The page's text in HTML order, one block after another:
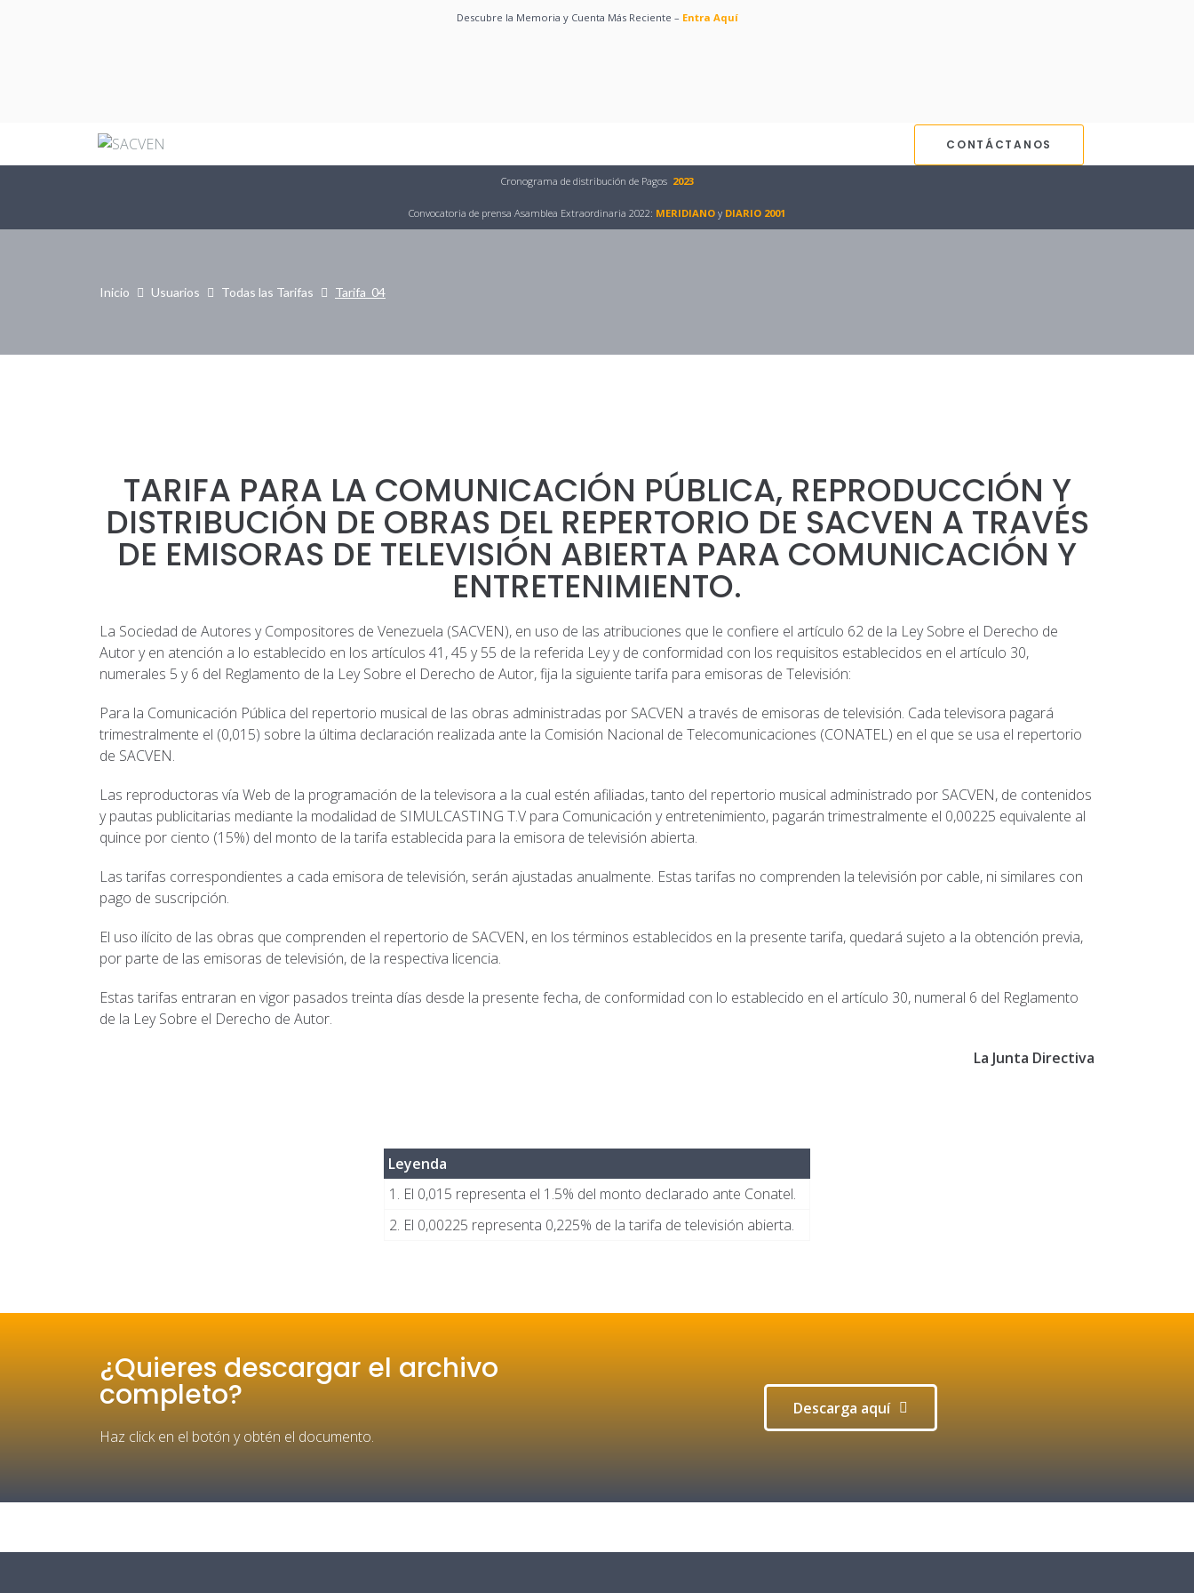
Descubre la Memoria y Cuenta Más Reciente – Entra Aquí
CONTÁCTANOS
Cronograma de distribución de Pagos 2023
Convocatoria de prensa Asamblea Extraordinaria 2022: MERIDIANO y DIARIO 2001
Inicio Usuarios Todas las Tarifas Tarifa_04
TARIFA PARA LA COMUNICACIÓN PÚBLICA, REPRODUCCIÓN Y
DISTRIBUCIÓN DE OBRAS DEL REPERTORIO DE SACVEN A TRAVÉS
DE EMISORAS DE TELEVISIÓN ABIERTA PARA COMUNICACIÓN Y
ENTRETENIMIENTO.
La Sociedad de Autores y Compositores de Venezuela (SACVEN), en uso de las atribuciones que le confiere el artículo 62 de la Ley Sobre el Derecho de
Autor y en atención a lo establecido en los artículos 41, 45 y 55 de la referida Ley y de conformidad con los requisitos establecidos en el artículo 30,
numerales 5 y 6 del Reglamento de la Ley Sobre el Derecho de Autor, fija la siguiente tarifa para emisoras de Televisión:
Para la Comunicación Pública del repertorio musical de las obras administradas por SACVEN a través de emisoras de televisión. Cada televisora pagará
trimestralmente el (0,015) sobre la última declaración realizada ante la Comisión Nacional de Telecomunicaciones (CONATEL) en el que se usa el repertorio
de SACVEN.
Las reproductoras vía Web de la programación de la televisora a la cual estén afiliadas, tanto del repertorio musical administrado por SACVEN, de contenidos
y pautas publicitarias mediante la modalidad de SIMULCASTING T.V para Comunicación y entretenimiento, pagarán trimestralmente el 0,00225 equivalente al
quince por ciento (15%) del monto de la tarifa establecida para la emisora de televisión abierta.
Las tarifas correspondientes a cada emisora de televisión, serán ajustadas anualmente. Estas tarifas no comprenden la televisión por cable, ni similares con
pago de suscripción.
El uso ilícito de las obras que comprenden el repertorio de SACVEN, en los términos establecidos en la presente tarifa, quedará sujeto a la obtención previa,
por parte de las emisoras de televisión, de la respectiva licencia.
Estas tarifas entraran en vigor pasados treinta días desde la presente fecha, de conformidad con lo establecido en el artículo 30, numeral 6 del Reglamento
de la Ley Sobre el Derecho de Autor.
La Junta Directiva
Leyenda
1. El 0,015 representa el 1.5% del monto declarado ante Conatel.
2. El 0,00225 representa 0,225% de la tarifa de televisión abierta.
¿Quieres descargar el archivo
completo?
Haz click en el botón y obtén el documento.
Descarga aquí